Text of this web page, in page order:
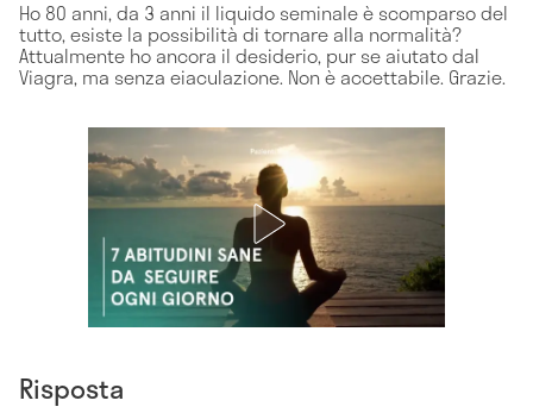
Ho 80 anni, da 3 anni il liquido seminale è scomparso del
tutto, esiste la possibilità di tornare alla normalità?
Attualmente ho ancora il desiderio, pur se aiutato dal
Viagra, ma senza eiaculazione. Non è accettabile. Grazie.
Risposta